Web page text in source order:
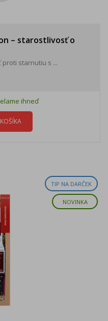
– starostlivosť o
starnutiu s ...
ihneď
TIP NA DARČEK
NOVINKA